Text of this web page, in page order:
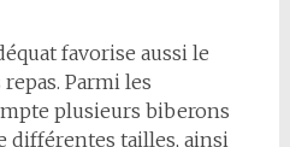
favorise aussi le
Parmi les
plusieurs biberons
différentes tailles, ainsi